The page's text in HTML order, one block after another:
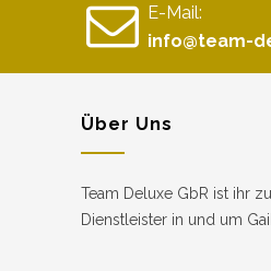
E-Mail:
info@team-
Über Uns
Team Deluxe GbR ist ihr
Dienstleister in und um